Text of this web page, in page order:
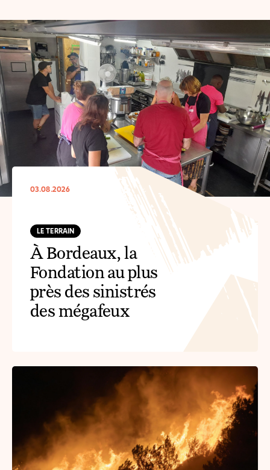
03.08.2026
LE TERRAIN
À Bordeaux, la
Fondation au plus
près des sinistrés
des mégafeux